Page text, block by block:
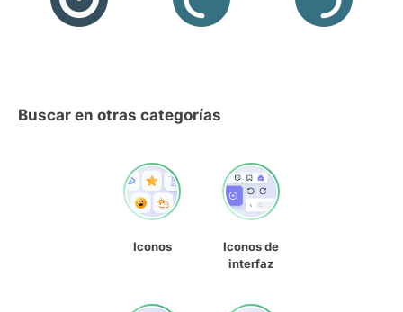
Buscar en otras categorías
Iconos
Iconos de
interfaz